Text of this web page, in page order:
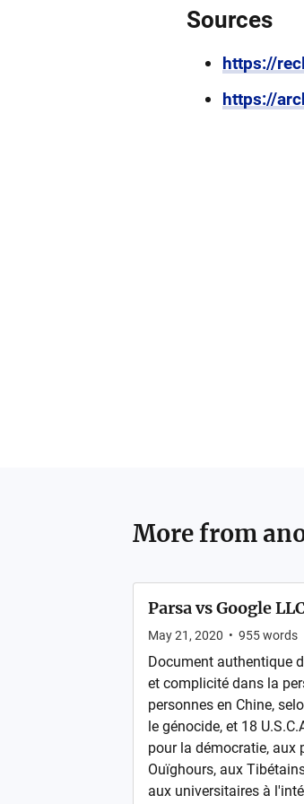
Sources
https://
https://
More from
Parsa vs Google
May 21, 2020 • 955words
Document authentique
et complicité dans la
personnes en Chine,
le génocide, et 18
pour la démocratie, aux
Ouïghours, aux
aux universitaires à